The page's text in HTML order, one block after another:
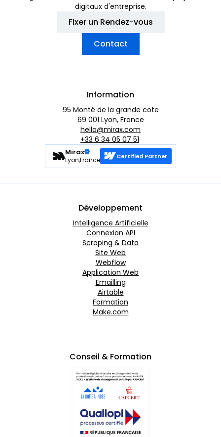
digitaux d'entreprise.
Fixer un Rendez-vous
Contact
Développement
Intelligence Artificielle
Connexion API
Scraping & Data
Site Web
Webflow
Application Web
Emailling
Airtable
Formation
Make.com
Conseil & Formation
Information
95 Monté de la grande cote
69 001 Lyon, France
hello@mirax.com
+33 6 34 05 07 51
Mirax
Lyon,France Certified Partner